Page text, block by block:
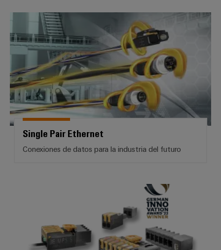
Single Pair Ethernet
Single Pair Ethernet
Conexiones de datos para la industria del futuro
OMNIMATE® 4.0